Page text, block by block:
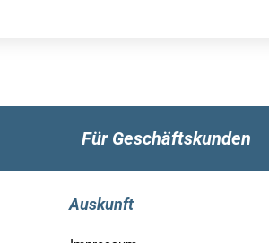
Für Geschäftskunden
Auskunft